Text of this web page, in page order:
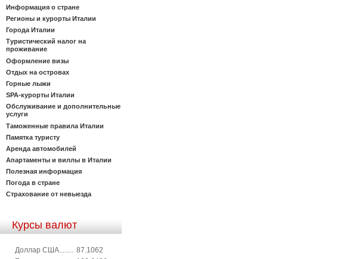
Информация о стране
Регионы и курорты Италии
Города Италии
Туристический налог на
проживание
Оформление визы
Отдых на островах
Горные лыжи
SPA-курорты Италии
Обслуживание и дополнительные
услуги
Таможенные правила Италии
Памятка туристу
Аренда автомобилей
Апартаменты и виллы в Италии
Полезная информация
Погода в стране
Страхование от невыезда
Курсы валют
Доллар США........ 87.1062